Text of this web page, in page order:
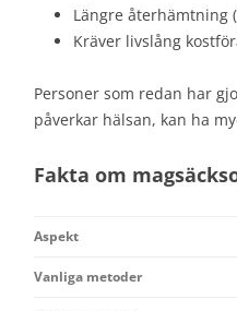
Längre återhämtning
Kräver livslång
Personer som redan har
påverkar hälsan, kan ha
Fakta om
Aspekt
Vanliga metoder